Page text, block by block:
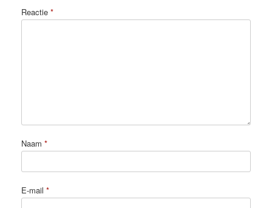
Reactie *
Naam *
E-mail *